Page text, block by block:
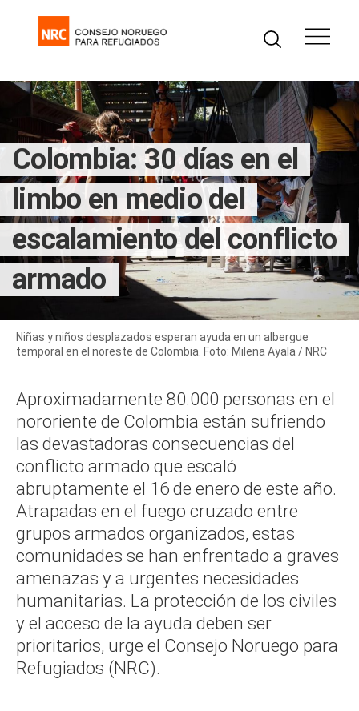
Colombia: 30 días en el
limbo en medio del
escalamiento del conflicto
armado
Niñas y niños desplazados esperan ayuda en un albergue
temporal en el noreste de Colombia. Foto: Milena Ayala / NRC
Aproximadamente 80.000 personas en el
nororiente de Colombia están sufriendo
las devastadoras consecuencias del
conflicto armado que escaló
abruptamente el 16 de enero de este año.
Atrapadas en el fuego cruzado entre
grupos armados organizados, estas
comunidades se han enfrentado a graves
amenazas y a urgentes necesidades
humanitarias. La protección de los civiles
y el acceso de la ayuda deben ser
prioritarios, urge el Consejo Noruego para
Refugiados (NRC).